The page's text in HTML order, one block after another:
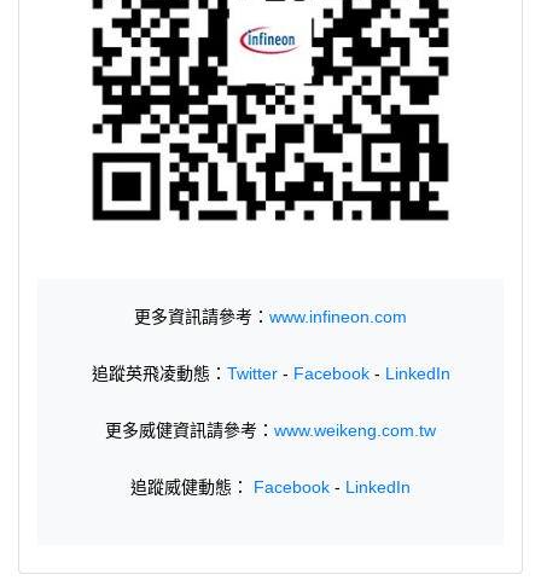
更多資訊請參考： www.infineon.com
追蹤英飛凌動態： Twitter- Facebook- LinkedIn
更多威健資訊請參考： www.weikeng.com.tw
追蹤威健動態： Facebook - LinkedIn